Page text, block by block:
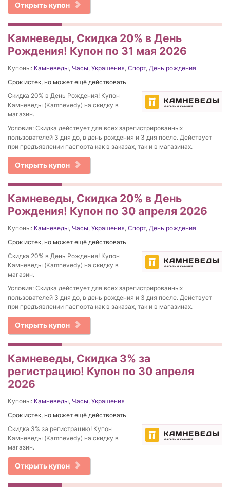
Открыть купон
Камневеды, Скидка 20% в День
Рождения! Купон по 31 мая 2026
Купоны: Камневеды, Часы, Украшения, Спорт, День рождения
Срок истек, но может ещё действовать
Скидка 20% в День Рождения! Купон
Камневеды (Kamnevedy) на скидку в
магазин.
Условия: Скидка действует для всех зарегистрированных
пользователей 3 дня до, в день рождения и 3 дня после. Действует
при предъявлении паспорта как в заказах, так и в магазинах.
Открыть купон
Камневеды, Скидка 20% в День
Рождения! Купон по 30 апреля 2026
Купоны: Камневеды, Часы, Украшения, Спорт, День рождения
Срок истек, но может ещё действовать
Скидка 20% в День Рождения! Купон
Камневеды (Kamnevedy) на скидку в
магазин.
Условия: Скидка действует для всех зарегистрированных
пользователей 3 дня до, в день рождения и 3 дня после. Действует
при предъявлении паспорта как в заказах, так и в магазинах.
Открыть купон
Камневеды, Скидка 3% за
регистрацию! Купон по 30 апреля
2026
Купоны: Камневеды, Часы, Украшения
Срок истек, но может ещё действовать
Скидка 3% за регистрацию! Купон
Камневеды (Kamnevedy) на скидку в
магазин.
Открыть купон